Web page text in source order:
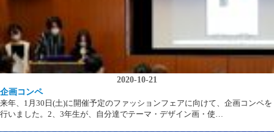
2020-10-21
企画コンペ
来年、1月30日(土)に開催予定のファッションフェアに向けて、企画コンペを
行いました。2、3年生が、自分達でテーマ・デザイン画・使…